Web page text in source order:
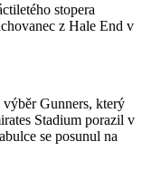
stopera
z Hale End v
výběr Gunners, který
Stadium porazil v
se posunul na